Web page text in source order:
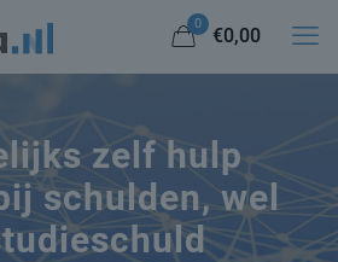
0
€0,00
zelf hulp
schulden, wel